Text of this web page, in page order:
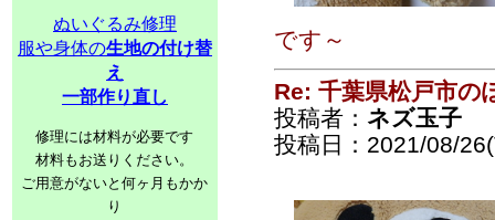
ぬいぐるみ修理
服や身体の生地の付け替
え
一部作り直し
修理には材料が必要です
材料もお送りください。
ご用意がないと何ヶ月もかか
り
です～
Re: 千葉県松戸市の
投稿者： ネズ玉子
投稿日：2021/08/